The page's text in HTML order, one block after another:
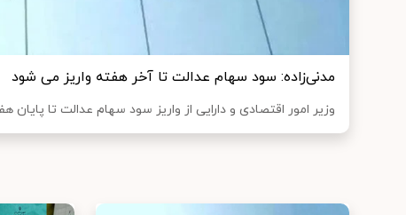
مدنی‌زاده: سود سهام عدالت تا آخر هفته واریز می شود
وزیر امور اقتصادی و دارایی از واریز سود سهام عدالت تا پایان